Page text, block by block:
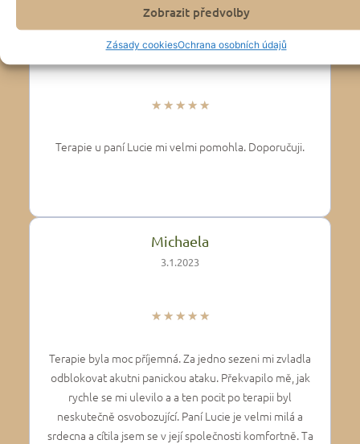
Zobrazit předvolby
Zásady cookiesOchrana osobních údajů
David H.
10.1.2023
★ ★ ★ ★ ★
Terapie u paní Lucie mi velmi pomohla. Doporučuji.
Michaela
3.1.2023
★ ★ ★ ★ ★
Terapie byla moc příjemná. Za jedno sezeni mi zvladla
odblokovat akutni panickou ataku. Překvapilo mě, jak
rychle se mi ulevilo a a ten pocit po terapii byl
neskutečně osvobozující. Paní Lucie je velmi milá a
srdecna a cítila jsem se v její společnosti komfortně. Ta